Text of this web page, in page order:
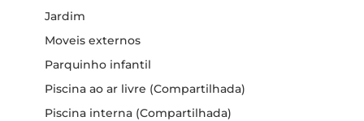
Jardim
Moveis externos
Parquinho infantil
Piscina ao ar livre (Compartilhada)
Piscina interna (Compartilhada)